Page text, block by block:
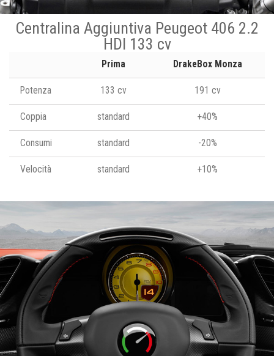
Centralina Aggiuntiva Peugeot 406 2.2
HDI 133 cv
Prima DrakeBox Monza
Potenza 133 cv 191 cv
Coppia standard +40%
Consumi standard -20%
Velocità standard +10%